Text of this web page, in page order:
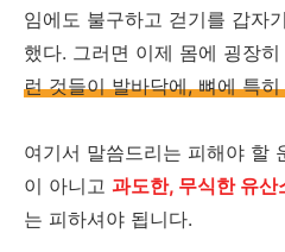
임에도 불구하고 걷기를 갑자
했다. 그러면 이제 몸에 굉장
런 것들이 발바닥에, 뼈에 특
여기서 말씀드리는 피해야 할
이 아니고 과도한, 무식한 유산
는 피하셔야 됩니다.